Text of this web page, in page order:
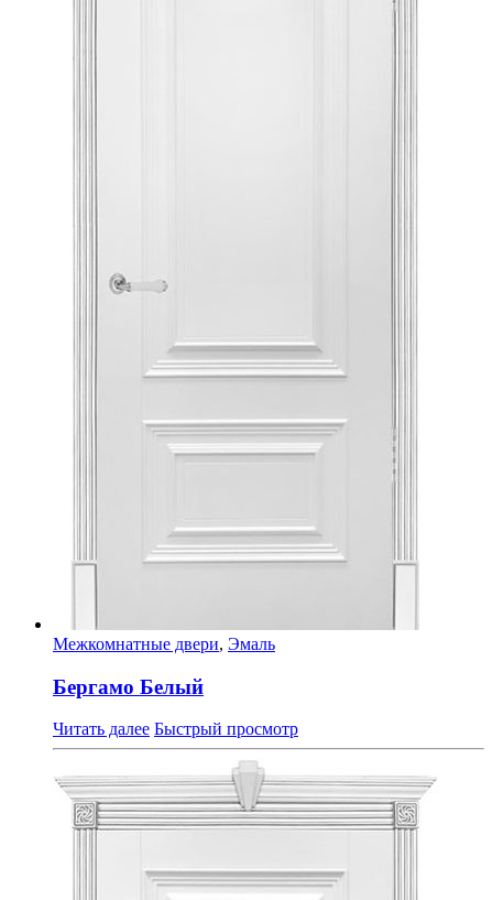
Межкомнатные двери, Эмаль
Бергамо Белый
Читать далее Быстрый просмотр